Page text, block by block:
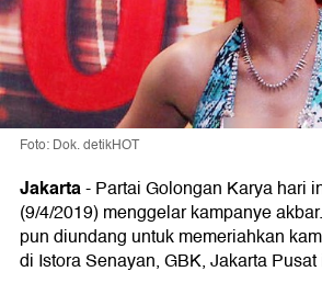
Foto: Dok. detikHOT
Jakarta- Partai Golongan Karya hari
(9/4/2019) menggelar kampanye
pun diundang untuk memeriahkan
di Istora Senayan, GBK, Jakarta Pusat